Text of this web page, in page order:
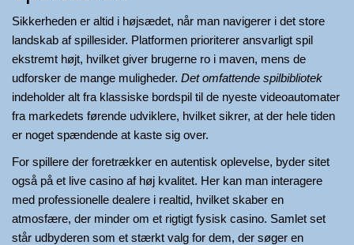
Sikkerheden er altid i højsædet, når man navigerer i det store
landskab af spillesider. Platformen prioriterer ansvarligt spil
ekstremt højt, hvilket giver brugerne ro i maven, mens de
udforsker de mange muligheder. Det omfattende spilbibliotek
indeholder alt fra klassiske bordspil til de nyeste videoautomater
fra markedets førende udviklere, hvilket sikrer, at der hele tiden
er noget spændende at kaste sig over.
For spillere der foretrækker en autentisk oplevelse, byder sitet
også på et live casino af høj kvalitet. Her kan man interagere
med professionelle dealere i realtid, hvilket skaber en
atmosfære, der minder om et rigtigt fysisk casino. Samlet set
står udbyderen som et stærkt valg for dem, der søger en